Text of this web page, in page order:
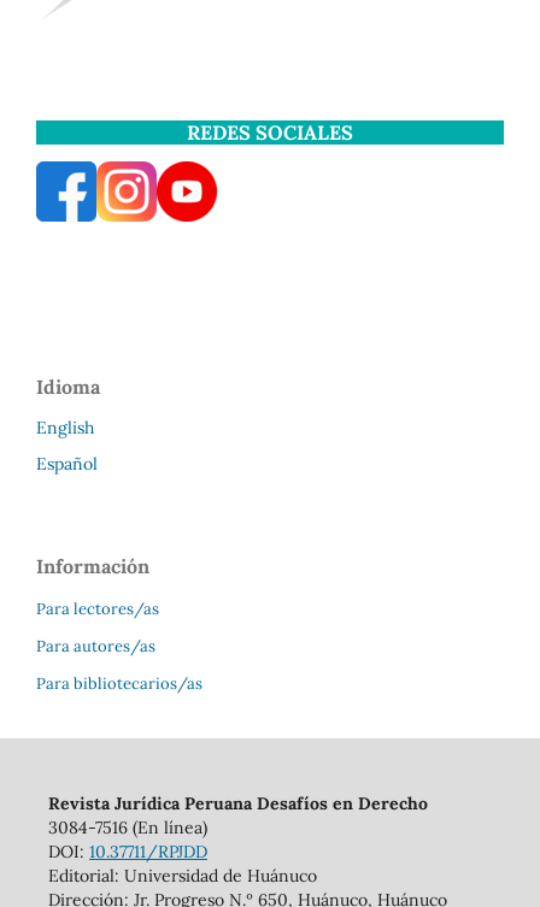
REDES SOCIALES
Idioma
English
Español
Información
Para lectores/as
Para autores/as
Para bibliotecarios/as
Revista Jurídica Peruana Desafíos en Derecho
3084-7516 (En línea)
DOI: 10.37711/RPJDD
Editorial: Universidad de Huánuco
Dirección: Jr. Progreso N.º 650, Huánuco, Huánuco